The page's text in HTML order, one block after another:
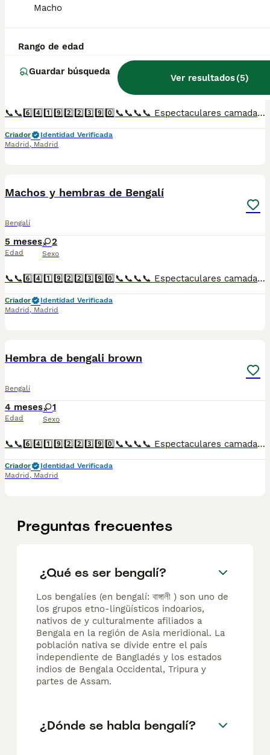
Macho
Rango de edad
Guardar búsqueda
Ver resultados(5)
5 meses 1 1
📞📞6️⃣4️⃣1️⃣9️⃣2️⃣2️⃣3️⃣9️⃣0️⃣📞📞📞📞 Espectaculares camadas de gatitos de bengali nacionales descendientes de las mejores líneas de sangre. Disponibles tanto hembras como machos. Las camadas están bajo supervisión veterinaria desde su nacimiento hasta que son entregadas a su nueva familia. Criados por un equipo de profesionales y mejores personas que, con más de 20 años de experiencia , cuidan a los animales por vocación, aplicando una cría ética y responsable para que cada cachorro se desarrolle con la mejor salud y con un buen temperamento. Todos los cachorritos se entregan con unos dos meses y medio de edad y sus vacunas correspondientes, desparasitados interna y externamente, con certificado de salud, y garantía tanto por enfermedad vírica como congénito genética. Posibilidad de entregar en toda España mediante transporte propio preparado para animales y con chofer privado. Los precios pueden variar según las características y morfología de cada cachorro. Añádenos al whats app o llámanos, y encantados atenderemos todas tus dudas y consultas. Teléfono / Whats app: 641 92 23 90
Criador
Identidad Verificada
Madrid , Madrid
Machos y hembras de Bengalí
Bengalí
5 meses
Edad
2
Sexo
📞📞6️⃣4️⃣1️⃣9️⃣2️⃣2️⃣3️⃣9️⃣0️⃣📞📞📞📞 Espectaculares camadas de perritos de Bengalí descendientes de las mejores líneas de sangre. Disponibles tanto hembras como machos. Las camadas están bajo supervisión veterinaria desde su nacimiento hasta que son entregadas a su nueva familia. Criados por un equipo de profesionales y mejores personas que, con más de 20 años de experiencia , cuidan a los animales por vocación, aplicando una cría ética y responsable para que cada cachorro se desarrolle con la mejor salud y con un buen temperamento. Todos los cachorritos se entregan con unos dos meses y medio de edad y sus vacunas correspondientes, desparasitados interna y externamente, con certificado de salud, y garantía tanto por enfermedad vírica como congénito genética. Posibilidad de entregar en toda España mediante transporte propio preparado para animales y con chofer privado. Los precios pueden variar según las características y morfología de cada cachorro. Añádenos al whats app o llámanos, y encantados atenderemos todas tus dudas y consultas. Teléfono / Whats app: 641 92 23 90
Criador
Identidad Verificada
Madrid , Madrid
Hembra de bengali brown
Bengalí
4 meses
Edad
1
Sexo
📞📞6️⃣4️⃣1️⃣9️⃣2️⃣2️⃣3️⃣9️⃣0️⃣📞📞📞📞 Espectaculares camadas de perritos de machos y hembras de maltipoo nacionales descendientes de las mejores líneas de sangre. Disponibles tanto hembras como machos. Las camadas están bajo supervisión veterinaria desde su nacimiento hasta que son entregadas a su nueva familia. Criados por un equipo de profesionales y mejores personas que, con más de 20 años de experiencia , cuidan a los animales por vocación, aplicando una cría ética y responsable para que cada cachorro se desarrolle con la mejor salud y con un buen temperamento. Todos los cachorritos se entregan con unos dos meses y medio de edad y sus vacunas correspondientes, desparasitados interna y externamente, con certificado de salud, y garantía tanto por enfermedad vírica como congénito genética. Posibilidad de entregar en toda España mediante transporte propio preparado para animales y con chofer privado. Los precios pueden variar según las características y morfología de cada cachorro. Añádenos al whats app o llámanos, y encantados atenderemos todas tus dudas y consultas. Teléfono / Whats app: 641 92 23 90
Criador
Identidad Verificada
Madrid , Madrid
Preguntas frecuentes
¿Qué es ser bengalí?
Los bengalíes (en bengalí: বাঙ্গালী ) son uno de
los grupos etno-lingüísticos indoarios,
nativos de y culturalmente afiliados a
Bengala en la región de Asia meridional. La
población nativa se divide entre el país
independiente de Bangladés y los estados
indios de Bengala Occidental, Tripura y
partes de Assam.
¿Dónde se habla bengalí?